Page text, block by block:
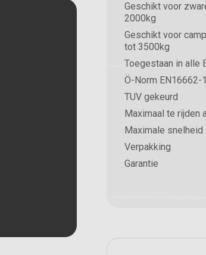
Geschikt voor
2000kg
Geschikt voor
tot 3500kg
Toegestaan in alle
Ö-Norm EN16662-
TUV gekeurd
Maximaal te rijden
Maximale snelheid
Verpakking
Garantie